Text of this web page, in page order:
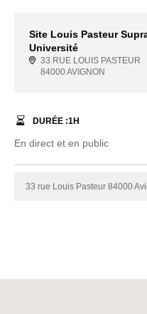
Site Louis Pasteur
Université
33 RUE LOUIS PASTEUR
84000 AVIGNON
DURÉE :1H
En direct et en public
33 rue Louis Pasteur 84000